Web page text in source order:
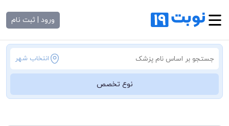
ورود | ثبت نام
انتخاب شهر
نوع تخصص